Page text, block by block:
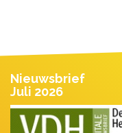
Nieuwsbrief
Juli 2026